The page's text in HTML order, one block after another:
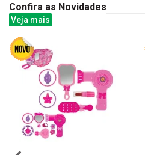
Confira as Novidades
Veja mais